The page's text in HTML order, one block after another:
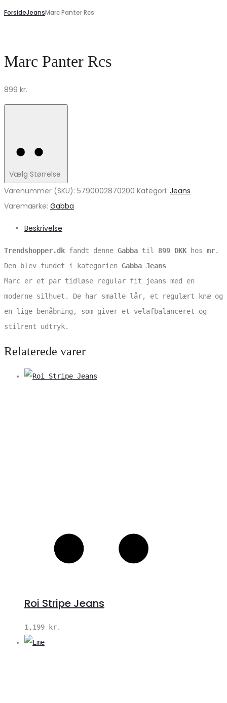
ForsideJeansMarc Panter Rcs
Marc Panter Rcs
899 kr.
Vælg Størrelse
Varenummer (SKU): 5790002870200 Kategori: Jeans
Varemærke: Gabba
Beskrivelse
Trendshopper.dk fandt denne Gabba til 899 DKK hos mr.
Den blev fundet i kategorien Gabba Jeans
Marc er et par tidløse regular fit jeans med en
moderne silhuet. De har smalle lår, et regulært knæ og
en lige benåbning, som giver et velafbalanceret og
stilrent udtryk.
Relaterede varer
Roi Stripe Jeans
1,199 kr.